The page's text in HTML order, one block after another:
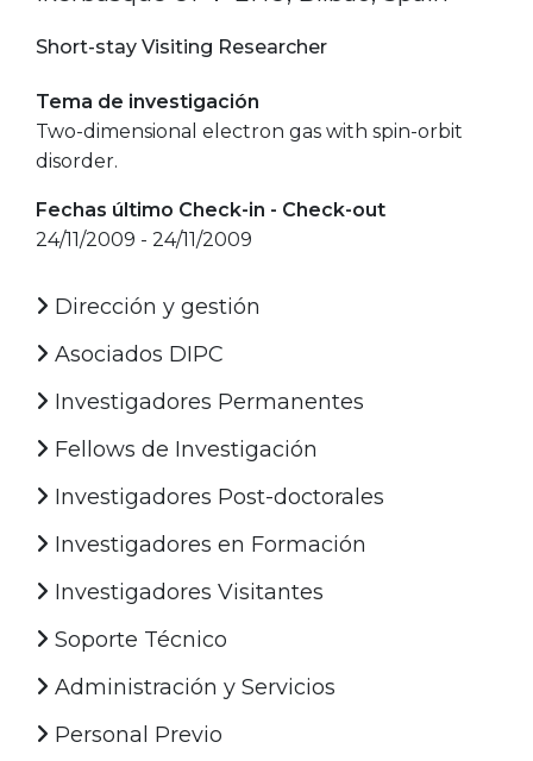
Short-stay Visiting Researcher
Tema de investigación
Two-dimensional electron gas with spin-orbit
disorder.
Fechas último Check-in - Check-out
24/11/2009 - 24/11/2009
Dirección y gestión
Asociados DIPC
Investigadores Permanentes
Fellows de Investigación
Investigadores Post-doctorales
Investigadores en Formación
Investigadores Visitantes
Soporte Técnico
Administración y Servicios
Personal Previo